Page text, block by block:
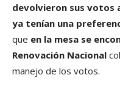
devolvieron sus votos
ya tenían una
que en la mesa se
Renovación Nacional
manejo de los votos.